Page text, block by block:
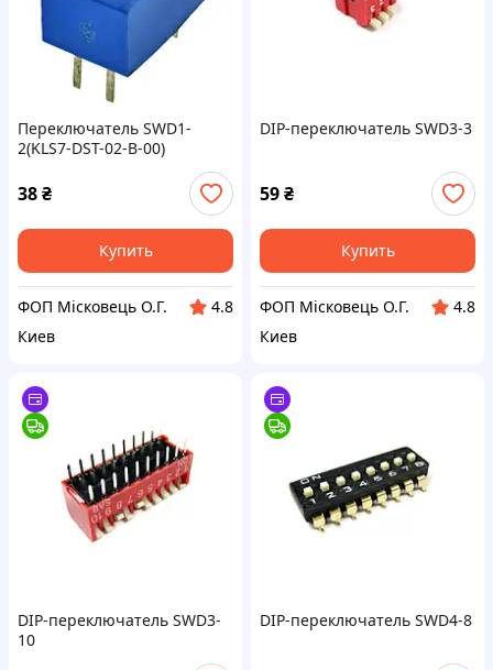
Переключатель SWD1-
2(KLS7-DST-02-B-00)
38₴
Купить
ФОП Місковець О.Г.
4.8
Киев
DIP-переключатель SWD3-3
59₴
Купить
ФОП Місковець О.Г.
4.8
Киев
DIP-переключатель SWD3-
10
DIP-переключатель SWD4-8